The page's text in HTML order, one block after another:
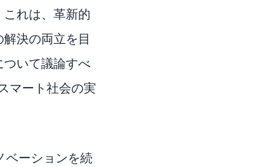
れは、革新的
決の両立を目
いて議論すべ
マート社会の実
ベーションを続